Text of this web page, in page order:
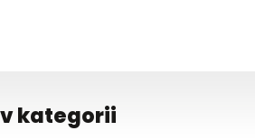
kategorii